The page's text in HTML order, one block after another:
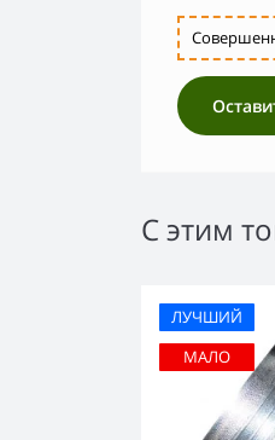
С этим
ЛУЧШИЙ
МАЛО